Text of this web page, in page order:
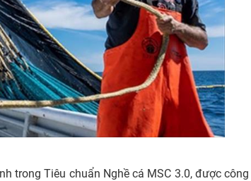
trong Tiêu chuẩn Nghề cá MSC 3.0, được công